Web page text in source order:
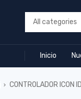
Inicio
› CONTROLADOR ICON